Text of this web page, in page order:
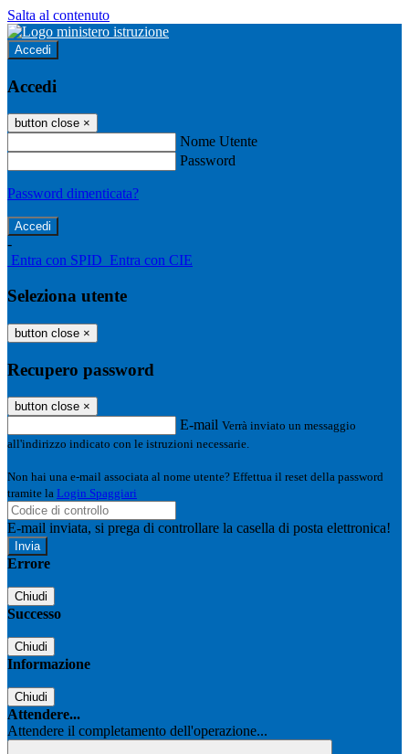
Salta al contenuto
Accedi
Accedi
button close ×
Nome Utente
Password
Password dimenticata?
-
Entra con SPID Entra con CIE
Seleziona utente
button close ×
Recupero password
button close ×
E-mail Verrà inviato un messaggio
all'indirizzo indicato con le istruzioni necessarie.
Non hai una e-mail associata al nome utente? Effettua il reset della password
tramite la Login Spaggiari
E-mail inviata, si prega di controllare la casella di posta elettronica!
Errore
Chiudi
Successo
Chiudi
Informazione
Chiudi
Attendere...
Attendere il completamento dell'operazione...